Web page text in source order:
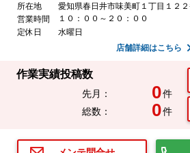
所在地
愛知県春日井市味美町１丁目１２
営業時間
１０：００～２０：００
定休日
水曜日
店舗詳細はこちら
作業実績投稿数
先月： 0件
総数：
0件